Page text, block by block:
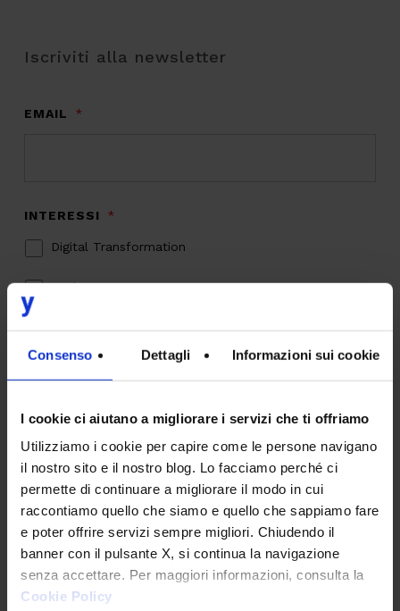
Consenso Dettagli Informazioni sui cookie
I cookie ci aiutano a migliorare i servizi che ti offriamo
Utilizziamo i cookie per capire come le persone navigano
il nostro sito e il nostro blog. Lo facciamo perché ci
permette di continuare a migliorare il modo in cui
raccontiamo quello che siamo e quello che sappiamo fare
e poter offrire servizi sempre migliori. Chiudendo il
banner con il pulsante X, si continua la navigazione
senza accettare. Per maggiori informazioni, consulta la
Cookie Policy
Iscriviti alla newsletter
EMAIL *
INTERESSI *
Digital Transformation
Design
IT
Marketing & Commerce
Sostenibilità
PRIVACY *
Sottoscrivo laPrivacy Policy. *
CAPTCHA
Verifica di essere un umano